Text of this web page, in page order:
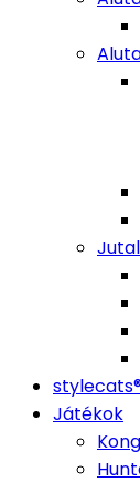
Játékok
Kong